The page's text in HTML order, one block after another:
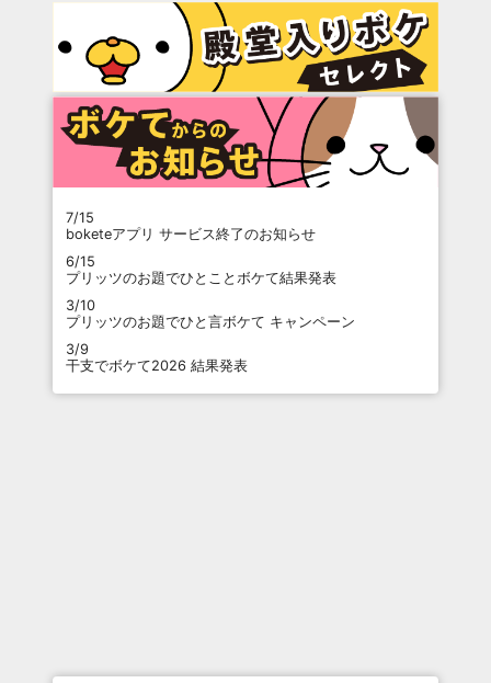
7/15
boketeアプリ サービス終了のお知らせ
6/15
プリッツのお題でひとことボケて結果発表
3/10
プリッツのお題でひと言ボケて キャンペーン
3/9
干支でボケて2026 結果発表